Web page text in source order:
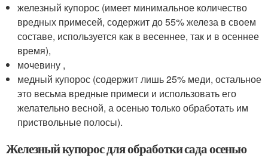
железный купорос (имеет минимальное количество
вредных примесей, содержит до 55% железа в своем
составе, используется как в весеннее, так и в осеннее
время),
мочевину ,
медный купорос (содержит лишь 25% меди, остальное
это весьма вредные примеси и использовать его
желательно весной, а осенью только обработать им
приствольные полосы).
Железный купорос для обработки сада осенью